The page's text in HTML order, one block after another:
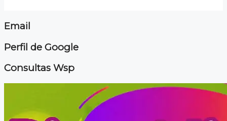
Email
Perfil de Google
Consultas Wsp